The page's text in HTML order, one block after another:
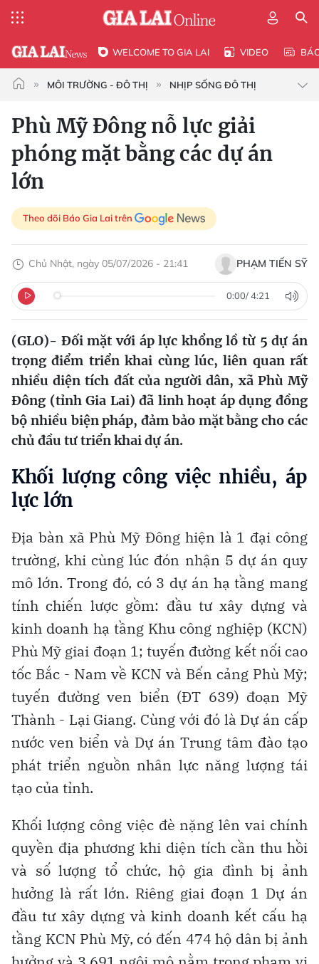
WELCOME TO GIA LAI VIDEO
MÔI TRƯỜNG - ĐÔ THỊ NHỊP SỐNG ĐÔ THỊ
Phù Mỹ Đông nỗ lực giải
phóng mặt bằng các dự án
lớn
Theo dõi Báo Gia Lai trên
Chủ Nhật, ngày 05/07/2026 - 21:41 PHẠM TIẾN SỸ
0:00/4:21
(GLO)- Đối mặt với áp lực khổng lồ từ 5 dự án
trọng điểm triển khai cùng lúc, liên quan rất
nhiều diện tích đất của người dân, xã Phù Mỹ
Đông (tỉnh Gia Lai) đã linh hoạt áp dụng đồng
bộ nhiều biện pháp, đảm bảo mặt bằng cho các
chủ đầu tư triển khai dự án.
Khối lượng công việc nhiều, áp
lực lớn
Địa bàn xã Phù Mỹ Đông hiện là 1 đại công
trường, khi cùng lúc đón nhận 5 dự án quy
mô lớn. Trong đó, có 3 dự án hạ tầng mang
tính chiến lược gồm: đầu tư xây dựng và
kinh doanh hạ tầng Khu công nghiệp (KCN)
Phù Mỹ giai đoạn 1; tuyến đường kết nối cao
tốc Bắc - Nam về KCN và Bến cảng Phù Mỹ;
tuyến đường ven biển (ĐT 639) đoạn Mỹ
Thành - Lại Giang. Cùng với đó là Dự án cấp
nước ven biển và Dự án Trung tâm đào tạo
phát triển nguồn nhân lực năng lượng tái
tạo của tỉnh.
Khối lượng công việc đè nặng lên vai chính
quyền địa phương khi diện tích cần thu hồi
và số lượng tổ chức, hộ gia đình bị ảnh
hưởng là rất lớn. Riêng giai đoạn 1 Dự án
đầu tư xây dựng và kinh doanh kết cấu hạ
tầng KCN Phù Mỹ, có đến 474 hộ dân bị ảnh